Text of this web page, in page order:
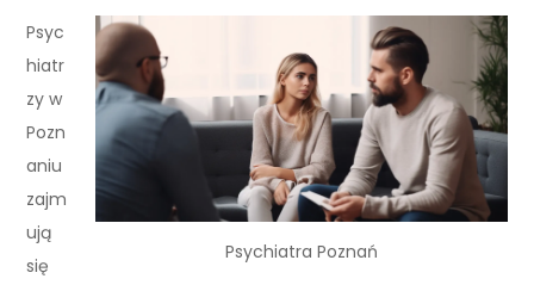
Psychiatra Poznań
Psyc
hiatr
zy w
Pozn
aniu
zajm
ują
się